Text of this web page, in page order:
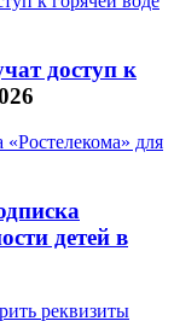
доступ к
детей в